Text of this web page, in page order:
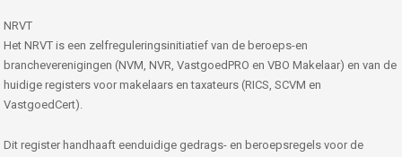
NRVT
Het NRVT is een zelfreguleringsinitiatief van de beroeps-en
brancheverenigingen (NVM, NVR, VastgoedPRO en VBO Makelaar) en van de
huidige registers voor makelaars en taxateurs (RICS, SCVM en
VastgoedCert).
Dit register handhaaft eenduidige gedrags- en beroepsregels voor de